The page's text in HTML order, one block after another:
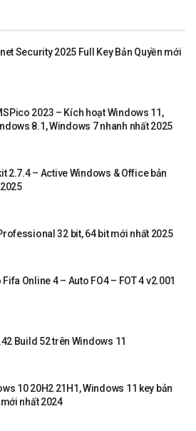
Security 2025 Full Key Bản Quyền mới
2023 – Kích hoạt Windows 11,
8.1, Windows 7 nhanh nhất 2025
2.7.4 – Active Windows & Office bản
32 bit, 64 bit mới nhất 2025
Online 4 – Auto FO4 – FOT 4 v2.001
Build 52 trên Windows 11
10 20H2 21H1, Windows 11 key bản
nhất 2024